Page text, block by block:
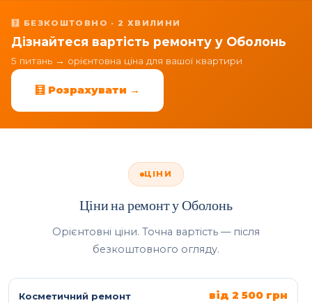
🧮 БЕЗКОШТОВНО · 2 ХВИЛИНИ
Дізнайтеся вартість ремонту у Оболонь
5 питань → орієнтовна ціна для вашої квартири
🧮 Розрахувати →
ЦІНИ
Ціни на ремонт у Оболонь
Орієнтовні ціни. Точна вартість — після
безкоштовного огляду.
Косметичний ремонт від 2 500 грн